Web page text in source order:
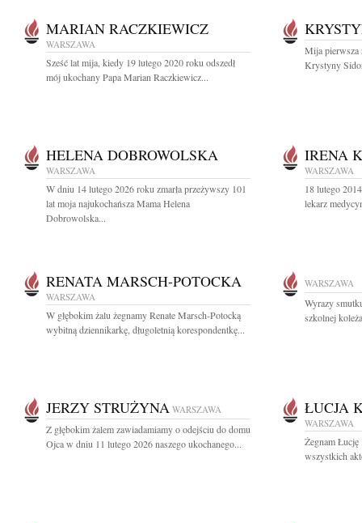
MARIAN RACZKIEWICZ
WARSZAWA
Sześć lat mija, kiedy 19 lutego 2020 roku odszedł
mój ukochany Papa Marian Raczkiewicz...
Mija pierwsza
Krystyny
HELENA DOBROWOLSKA
WARSZAWA
W dniu 14 lutego 2026 roku zmarła przeżywszy 101
lat moja najukochańsza Mama Helena
Dobrowolska...
IRENA
WARSZAWA
18 lutego
lekarz
RENATA MARSCH-POTOCKA
WARSZAWA
W głębokim żalu żegnamy Renate Marsch-Potocką
wybitną dziennikarkę, długoletnią korespondentkę...
WARSZAWA
Wyrazy
szkolnej
JERZY STRUŻYNA WARSZAWA
Z głębokim żalem zawiadamiamy o odejściu do domu
Ojca w dniu 11 lutego 2026 naszego ukochanego...
ŁUCJA
WARSZAWA
Żegnam
wszystkich